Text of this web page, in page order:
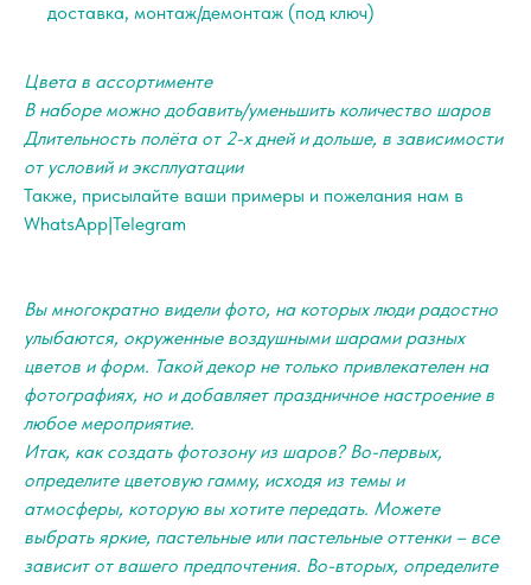
доставка, монтаж/демонтаж (под ключ)
Цвета в ассортименте
В наборе можно добавить/уменьшить количество шаров
Длительность полёта от 2-х дней и дольше, в зависимости
от условий и эксплуатации
Также, присылайте ваши примеры и пожелания нам в
WhatsApp|Telegram
Вы многократно видели фото, на которых люди радостно
улыбаются, окруженные воздушными шарами разных
цветов и форм. Такой декор не только привлекателен на
фотографиях, но и добавляет праздничное настроение в
любое мероприятие.
Итак, как создать фотозону из шаров? Во-первых,
определите цветовую гамму, исходя из темы и
атмосферы, которую вы хотите передать. Можете
выбрать яркие, пастельные или пастельные оттенки – все
зависит от вашего предпочтения. Во-вторых, определите